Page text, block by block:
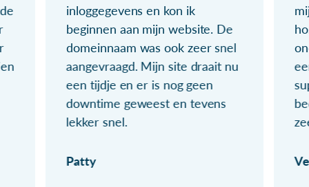
inloggegevens en kon ik
beginnen aan mijn website. De
domeinnaam was ook zeer snel
aangevraagd. Mijn site draait nu
een tijdje en er is nog geen
downtime geweest en tevens
lekker snel.
Patty